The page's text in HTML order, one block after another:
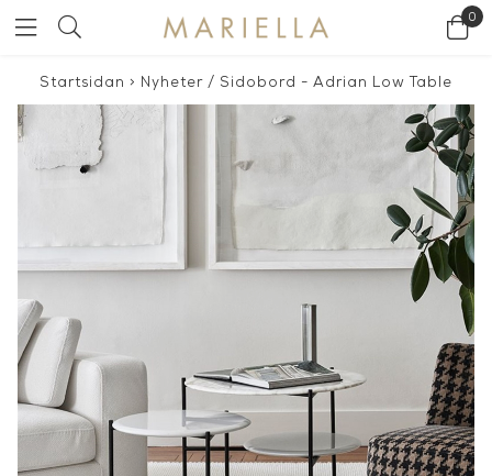
0
Startsidan > Nyheter / Sidobord - Adrian Low Table